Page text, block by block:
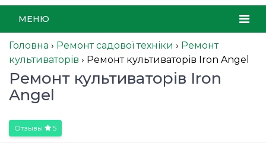
МЕНЮ
Головна › Ремонт садової техніки › Ремонт
культиваторів › Ремонт культиваторів Iron Angel
Ремонт культиваторів Iron
Angel
Отзывы 5